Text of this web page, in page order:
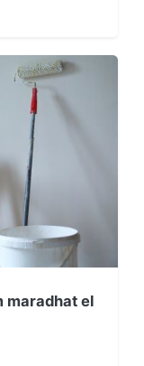
maradhat el